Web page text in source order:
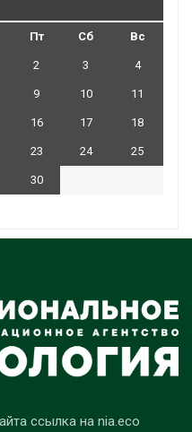
Пт Сб Вс
2 3 4
9 10 11
16 17 18
23 24 25
30
ссылка на nia.eco